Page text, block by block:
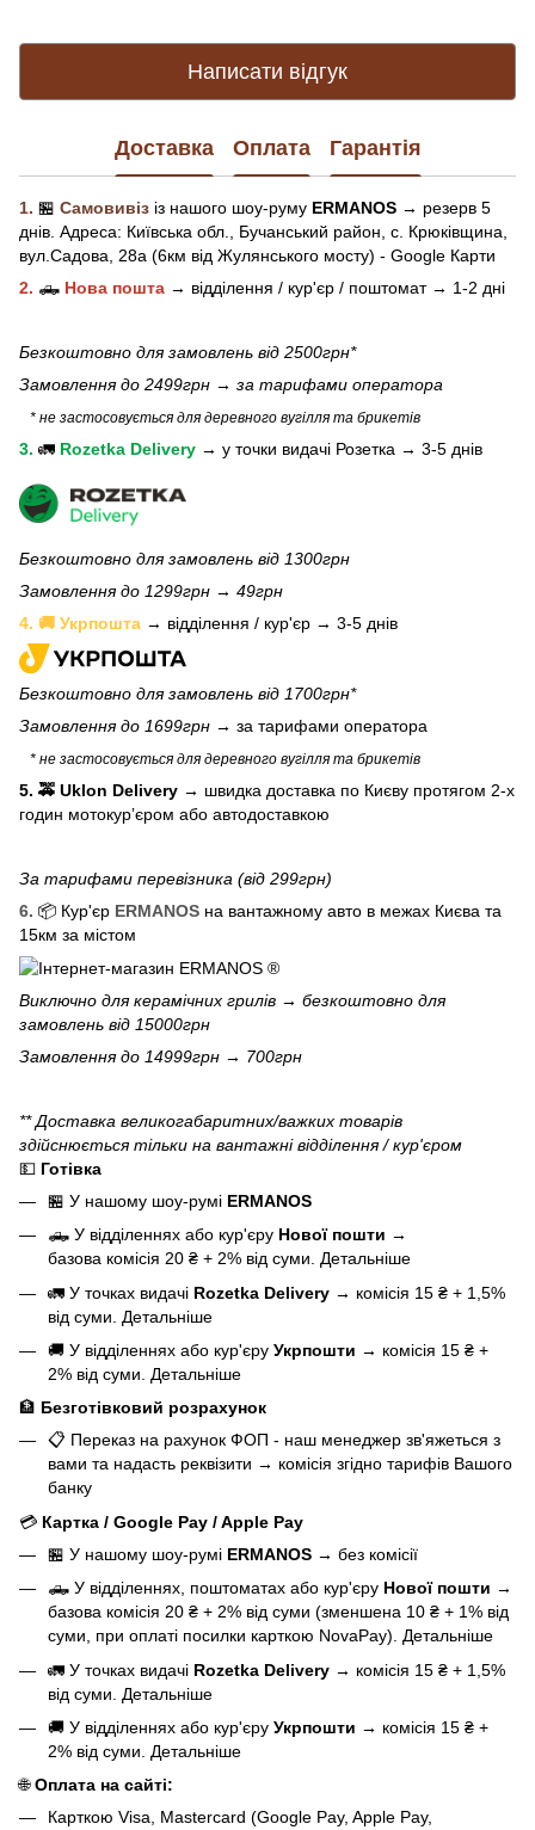
Написати відгук
Доставка Оплата Гарантія
1. 🏪 Самовивіз із нашого шоу-руму ERMANOS → резерв 5
днів. Адреса: Київська обл.,
Бучанський район, с. Крюківщина,
вул.Садова, 28а (6км від Жулянського мосту) - Google Карти
2. 🛻 Нова пошта → відділення / кур'єр / поштомат → 1-2 дні
Безкоштовно для замовлень від 2500грн*
Замовлення до 2499грн → за тарифами оператора
* не застосовується для деревного вугілля та брикетів
3. 🚛 Rozetka Delivery → у точки видачі Розетка → 3-5 днів
Безкоштовно для замовлень від 1300грн
Замовлення до 1299грн → 49грн
4. 🚚 Укрпошта → відділення / кур'єр → 3-5 днів
Безкоштовно для замовлень від 1700грн*
Замовлення до 1699грн → за тарифами оператора
* не застосовується для деревного вугілля та брикетів
5. 🚕 Uklon Delivery → швидка доставка по Києву протягом 2-х
годин мотокурʼєром або автодоставкою
За тарифами перевізника (від 299грн)
6. 📦 Кур'єр ERMANOS на вантажному авто в межах Києва та
15км за містом
Виключно длякерамічних грилів → безкоштовно для
замовлень від 15000грн
Замовлення до 14999грн → 700грн
** Доставка великогабаритних/важких товарів
здійснюється тільки на вантажні відділення / кур'єром
💵 Готівка
🏪 У нашому шоу-румі ERMANOS
🛻 У відділеннях або кур'єру Нової пошти →
базова комісія 20 ₴ + 2% від суми. Детальніше
🚛 У точках видачі Rozetka Delivery → комісія 15 ₴ + 1,5%
від суми. Детальніше
🚚 У відділеннях або кур'єру Укрпошти → комісія 15 ₴ +
2% від суми. Детальніше
🏦 Безготівковий розрахунок
📋 Переказ на рахунок ФОП - наш менеджер зв'яжеться з
вами та надасть реквізити → комісія згідно тарифів Вашого
банку
💳 Картка / Google Pay / Apple Pay
🏪 У нашому шоу-румі ERMANOS → без комісії
🛻 У відділеннях, поштоматах або кур'єру Нової пошти →
базова комісія 20 ₴ + 2% від суми (зменшена 10 ₴ + 1% від
суми, при оплаті посилки карткою NovaPay). Детальніше
🚛 У точках видачі Rozetka Delivery → комісія 15 ₴ + 1,5%
від суми. Детальніше
🚚 У відділеннях або кур'єру Укрпошти → комісія 15 ₴ +
2% від суми. Детальніше
🌐Оплата на сайті:
Карткою Visa, Mastercard (Google Pay, Apple Pay,